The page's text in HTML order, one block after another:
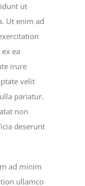
ut
Ut enim ad
ea
irure
velit
pariatur.
non
deserunt
ad minim
ullamco